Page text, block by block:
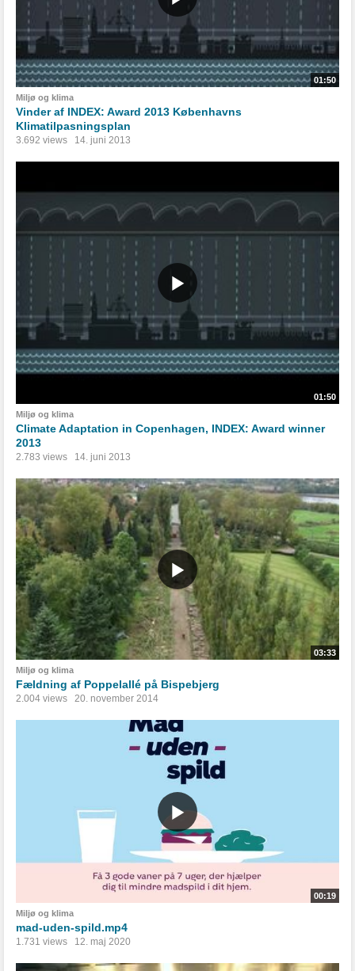
01:50
Miljø og klima
Vinder af INDEX: Award 2013 Københavns
Klimatilpasningsplan
3.692 views 14. juni 2013
01:50
Miljø og klima
Climate Adaptation in Copenhagen, INDEX: Award winner
2013
2.783 views 14. juni 2013
03:33
Miljø og klima
Fældning af Poppelallé på Bispebjerg
2.004 views 20. november 2014
00:19
Miljø og klima
mad-uden-spild.mp4
1.731 views 12. maj 2020